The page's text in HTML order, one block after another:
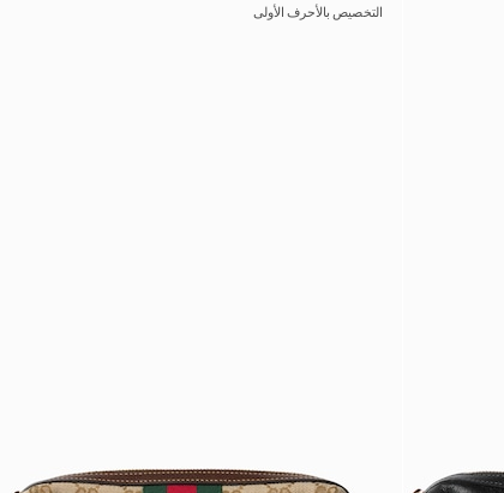
التخصيص بالأحرف الأولى